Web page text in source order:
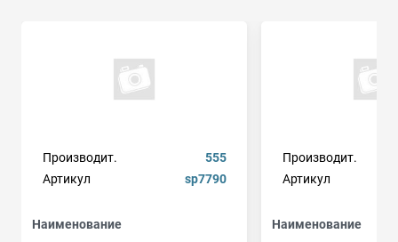
Производит.
555
Артикул
sp7790
Наименование
Производит.
Артикул
Наименование